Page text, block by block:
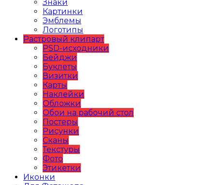
Знаки
Картинки
Эмблемы
Логотипы
Растровый клипарт
PSD-исходники
Бейджи
Буклеты
Визитки
Карты
Наклейки
Обложки
Обои на рабочий стол
Постеры
Рисунки
Сканы
Текстуры
Фото
Этикетки
Иконки